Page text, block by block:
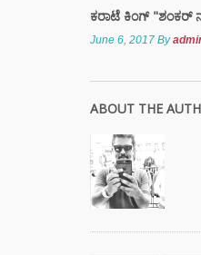
ಕರಾಟೆ ಕಿಂಗ್ "ಶಂಕರ್
June 6, 2017 By
ABOUT THE